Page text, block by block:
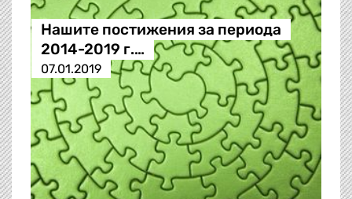
Нашите постижения за периода
2014-2019 г.…
07.01.2019